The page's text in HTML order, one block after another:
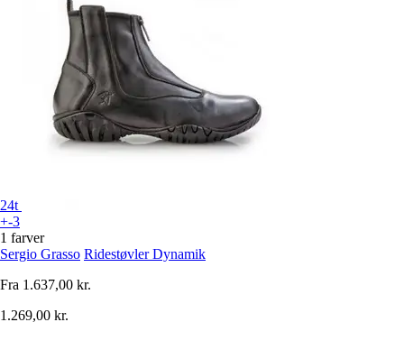
24t
+-3
1 farver
Sergio Grasso Ridestøvler Dynamik
Fra 1.637,00 kr.
1.269,00 kr.